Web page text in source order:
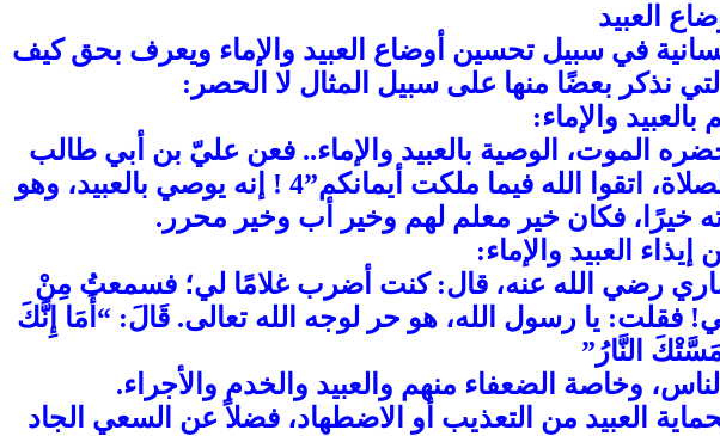
العبيد
في سبيل تحسين أوضاع العبيد والإماء ويعرف بحق كيف
نذكر بعضًا منها على سبيل المثال لا الحصر:
والإماء:
الموت، الوصية بالعبيد والإماء.. فعن عليّ بن أبي طالب
رضي الله عنه قال: كان آخر كلام رسول الله صلى الله عليه وسلم: “الصلاة الصلاة، اتقوا الله فيما ملكت أيمانكم”4 ! إنه يوصي بالعبيد، وهو
خيرًا، فكان خير معلم لهم وخير أب وخير محرر.
العبيد والإماء:
رضي الله عنه، قال: كنت أضرب غلامًا لي؛ فسمعتُ مِنْ
فقلت: يا رسول الله، هو حر لوجه الله تعالى. قَالَ: “أَمَا إِنَّكَ
النَّارُ”
وخاصة الضعفاء منهم والعبيد والخدم والأجراء.
العبيد من التعذيب أو الاضطهاد، فضلاً عن السعي الجاد